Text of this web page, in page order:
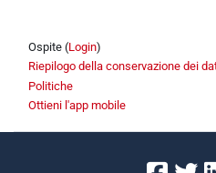
Ospite (Login)
Riepilogo della conservazione dei
Politiche
Ottieni l'app mobile